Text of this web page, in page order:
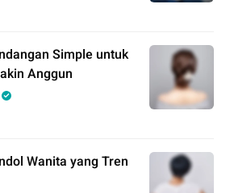
Simple untuk
Anggun
Wanita yang Tren